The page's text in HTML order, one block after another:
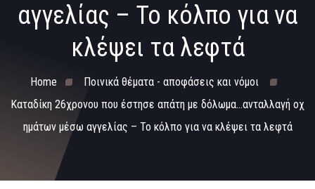
αγγελίας – Το κόλπο για να
κλέψει τα λεφτά
Home
Ποινικά θέματα - αποφάσεις και νόμοι
Καταδίκη 26χρονου που έστησε απάτη με δόλωμα…ανταλλαγή οχ
ημάτων μέσω αγγελίας – Το κόλπο για να κλέψει τα λεφτά